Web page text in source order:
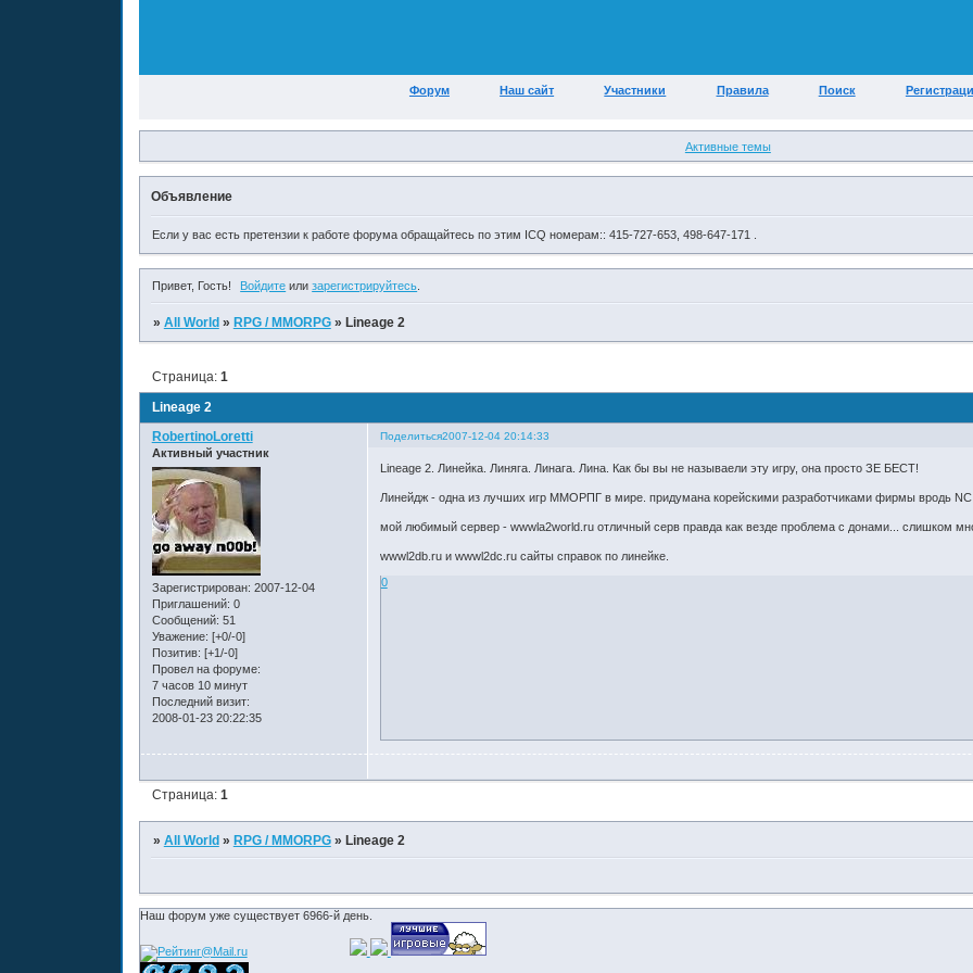
Форум Наш сайт Участники Правила Поиск
Активные темы
Объявление
Если у вас есть претензии к работе форума обращайтесь по этим ICQ номерам:: 415-727-653, 498-647-171 .
Привет, Гость! Войдите илизарегистрируйтесь
» All World » RPG / MMORPG » Lineage 2
Lineage 2
Страница: 1
Поделиться2007-12-04 20:14:33
RobertinoLoretti
Активный участник
Зарегистрирован: 2007-12-04
Приглашений: 0
Сообщений: 51
Уважение: [+0/-0]
Позитив: [+1/-0]
Провел на форуме:
7 часов 10 минут
Последний визит:
2008-01-23 20:22:35
Lineage 2. Линейка. Линяга. Линага. Лина. Как бы вы не называели эту игру, она просто ЗЕ БЕСТ!
Линейдж - одна из лучших игр ММОРПГ в мире. придумана корейскими разработчиками фирмы вродь NC
мой любимый сервер - wwwla2world.ru отличный серв правда как везде проблема с донами... слишком
wwwl2db.ru и wwwl2dc.ru сайты справок по линейке.
0
Страница: 1
» All World » RPG / MMORPG » Lineage 2
Наш форум уже существует 6966-й день.